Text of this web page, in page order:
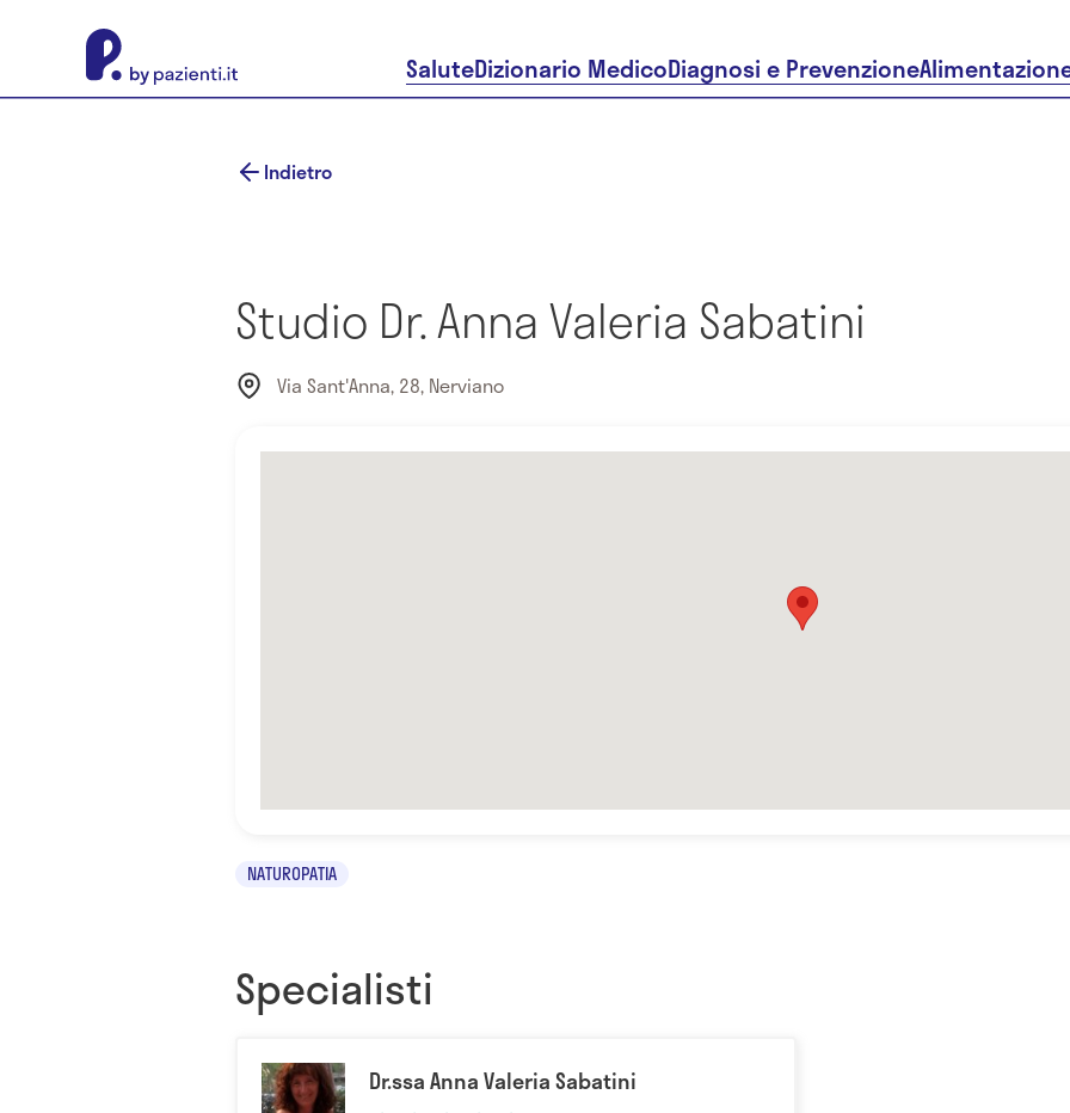
SaluteDizionario MedicoDiagnosi e Prevenzione
Indietro
Studio Dr. Anna Valeria Sabatini
Via Sant'Anna, 28, Nerviano
NATUROPATIA
Specialisti
Dr.ssa Anna Valeria Sabatini